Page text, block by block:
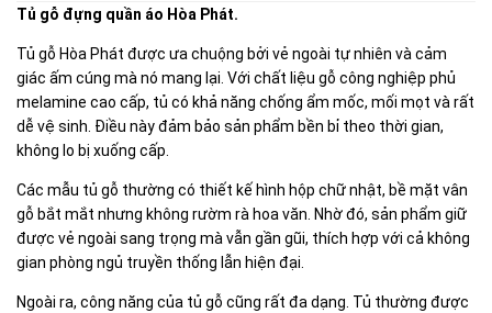
Tủ gỗ đựng quần áo Hòa Phát.
Tủ gỗ Hòa Phát được ưa chuộng bởi vẻ ngoài tự nhiên và cảm
giác ấm cúng mà nó mang lại. Với chất liệu gỗ công nghiệp phủ
melamine cao cấp, tủ có khả năng chống ẩm mốc, mối mọt và rất
dễ vệ sinh. Điều này đảm bảo sản phẩm bền bỉ theo thời gian,
không lo bị xuống cấp.
Các mẫu tủ gỗ thường có thiết kế hình hộp chữ nhật, bề mặt vân
gỗ bắt mắt nhưng không rườm rà hoa văn. Nhờ đó, sản phẩm giữ
được vẻ ngoài sang trọng mà vẫn gần gũi, thích hợp với cả không
gian phòng ngủ truyền thống lẫn hiện đại.
Ngoài ra, công năng của tủ gỗ cũng rất đa dạng. Tủ thường được